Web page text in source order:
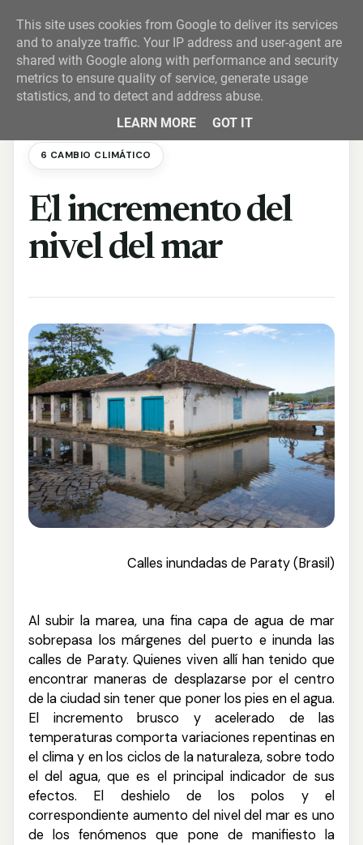
6 CAMBIO CLIMÁTICO
El incremento del
nivel del mar
Calles inundadas de Paraty (Brasil)
Al subir la marea, una fina capa de agua de mar
sobrepasa los márgenes del puerto e inunda las
calles de Paraty. Quienes viven allí han tenido que
encontrar maneras de desplazarse por el centro
de la ciudad sin tener que poner los pies en el agua.
El incremento brusco y acelerado de las
temperaturas comporta variaciones repentinas en
el clima y en los ciclos de la naturaleza, sobre todo
el del agua, que es el principal indicadorde sus
efectos. El deshielo de los polos yel
correspondiente aumento del nivel del mar es uno
de los fenómenos que pone de manifiesto la
This site uses cookies from Google to deliver its services
and to analyze traffic. Your IP address and user-agent are
shared with Google along with performance and security
metrics to ensure quality of service, generate usage
statistics, and to detect and address abuse.
LEARN MORE
GOT IT